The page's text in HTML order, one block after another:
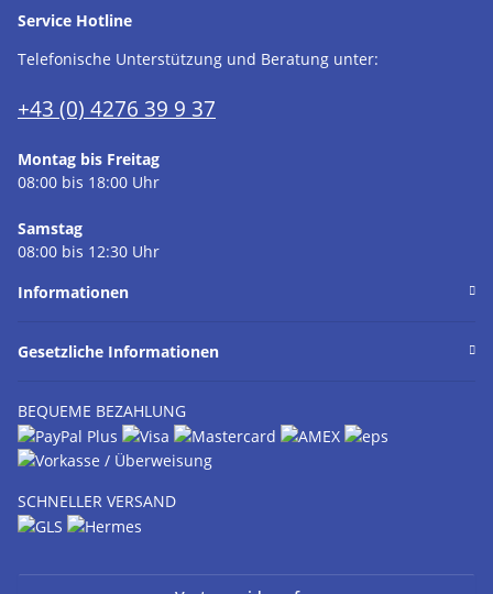
Service Hotline
Telefonische Unterstützung und Beratung unter:
+43 (0) 4276 39 9 37
Montag bis Freitag
08:00 bis 18:00 Uhr
Samstag
08:00 bis 12:30 Uhr
Informationen
Gesetzliche Informationen
BEQUEME BEZAHLUNG
SCHNELLER VERSAND